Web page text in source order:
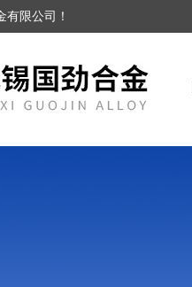
限公司！